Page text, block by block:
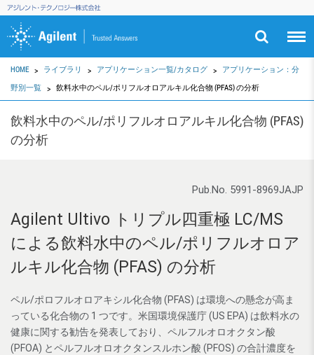
HOME ライブラリ アプリケーション一覧/カタログ
アプリケーション：分
野別一覧
飲料水中のペル/ポリフルオロアルキル化合物 (PFAS) の分析
飲料水中のペル/ポリフルオロアルキル化合物 (PFAS)
の分析
Pub.No. 5991-8969JAJP
Agilent Ultivo トリプル四重極 LC/MS
による飲料水中のペル/ポリフルオロア
ルキル化合物 (PFAS) の分析
ペル/ポロフルオロアキシル化合物 (PFAS) は環境への懸念が高ま
っている化合物の 1 つです。米国環境保護庁 (US EPA) は飲料水の
健康に関する勧告を発表しており、ペルフルオロオクタン酸
(PFOA) とペルフルオロオクタンスルホン酸 (PFOS) の合計濃度を